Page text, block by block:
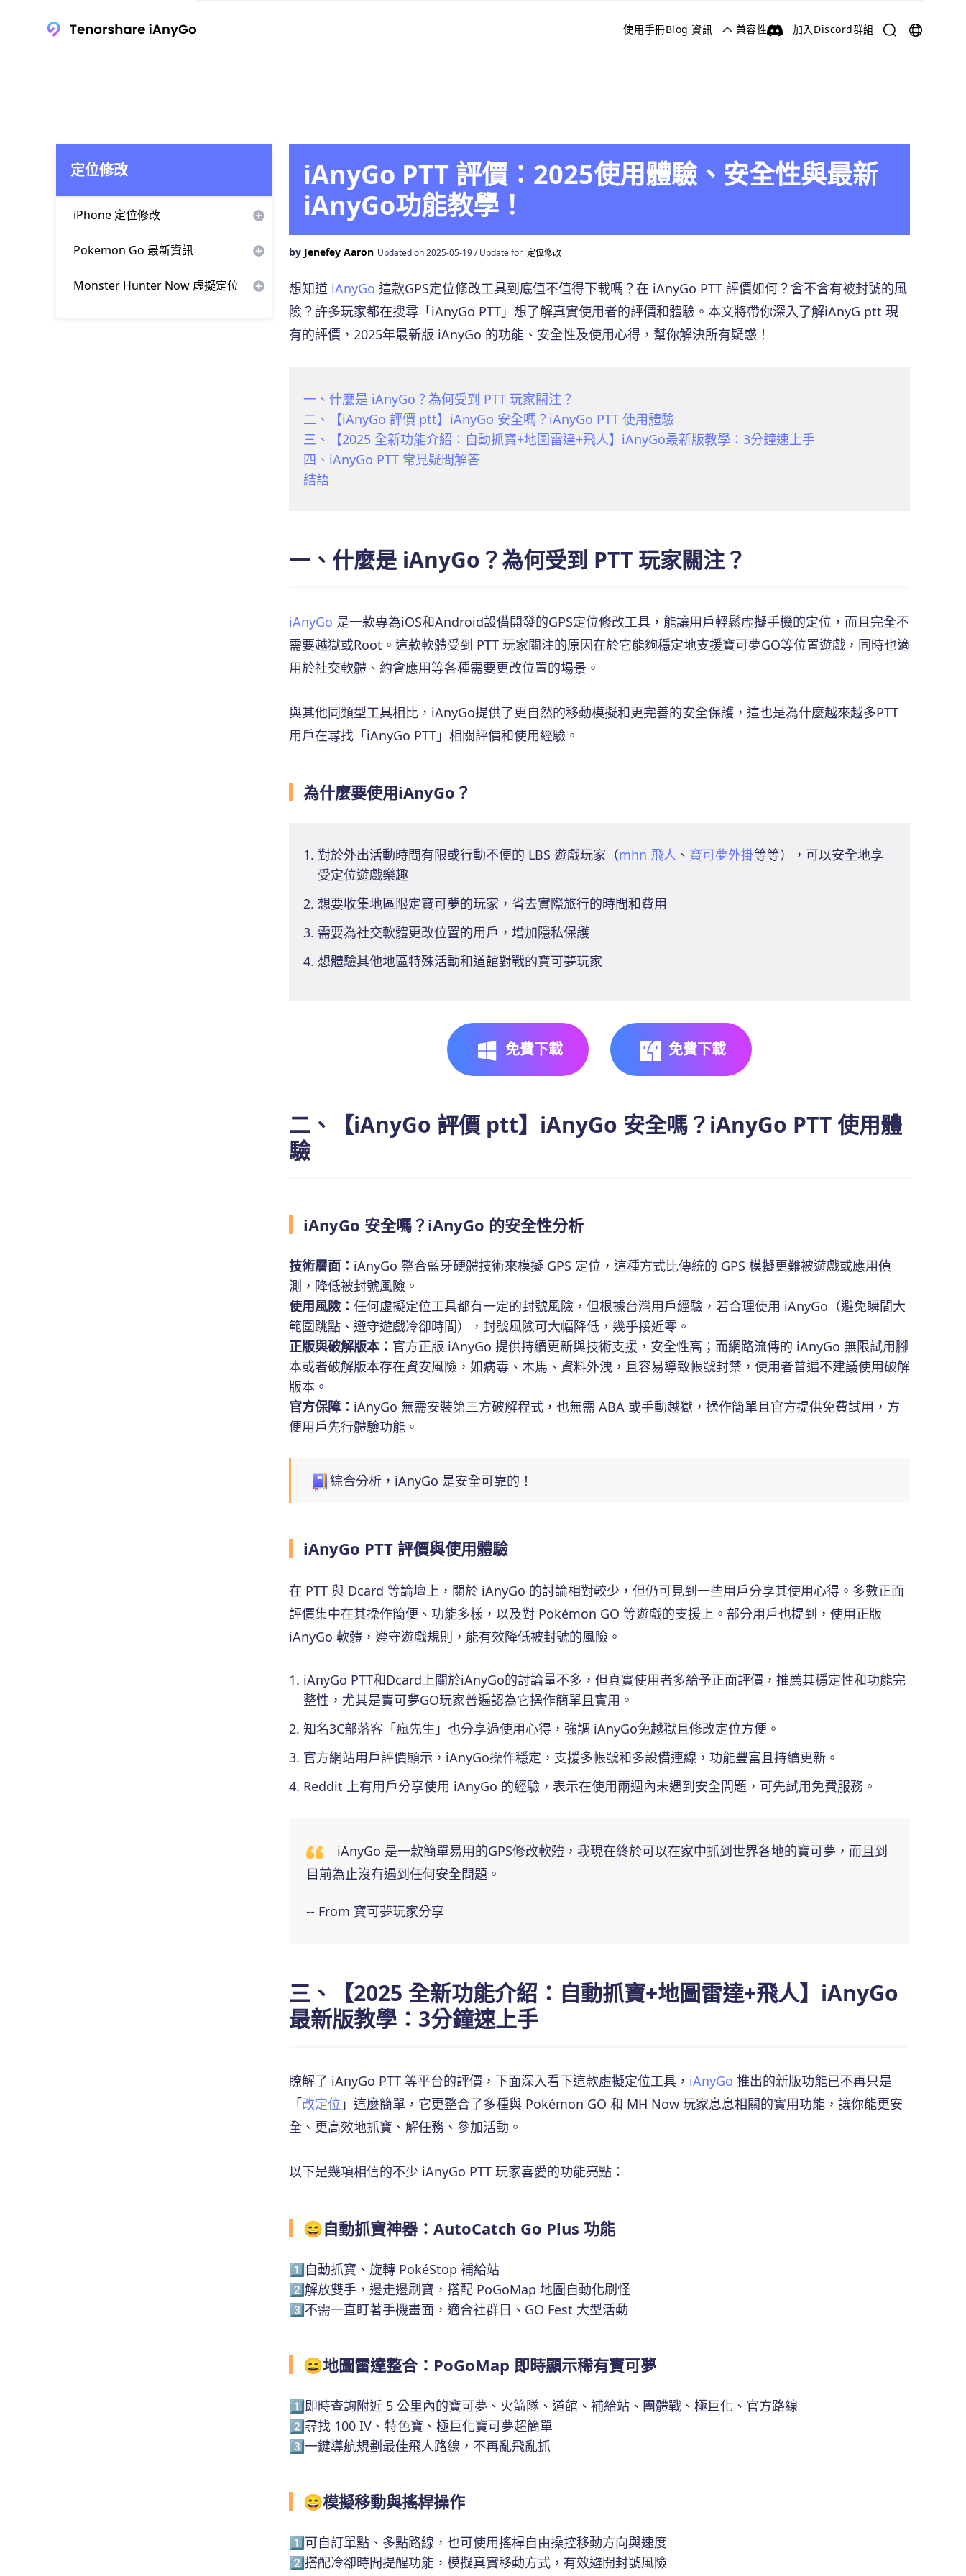
使用手冊Blog 資訊 兼容性 加入Discord群組
定位修改
iPhone 定位修改
剪映台灣下載
Pokemon Go 最新資訊
Pokemon Go 捷克羅姆捕捉
Monster Hunter Now 虛擬定位
iAnyGo PTT 評價：2025使用體驗、安全性與最新
iAnyGo功能教學！
by Jenefey Aaron Updated on 2025-05-19 / Update for 定位修改
想知道 iAnyGo 這款GPS定位修改工具到底值不值得下載嗎？在 iAnyGo PTT 評價如何？會不會有被封號的風
險？許多玩家都在搜尋「iAnyGo PTT」想了解真實使用者的評價和體驗。本文將帶你深入了解iAnyG ptt 現
有的評價，2025年最新版 iAnyGo 的功能、安全性及使用心得，幫你解決所有疑惑！
一、什麼是 iAnyGo？為何受到 PTT 玩家關注？
二、【iAnyGo 評價 ptt】iAnyGo 安全嗎？iAnyGo PTT 使用體驗
三、【2025 全新功能介紹：自動抓寶+地圖雷達+飛人】iAnyGo最新版教學：3分鐘速上手
四、iAnyGo PTT 常見疑問解答
結語
一、什麼是 iAnyGo？為何受到 PTT 玩家關注？
iAnyGo 是一款專為iOS和Android設備開發的GPS定位修改工具，能讓用戶輕鬆虛擬手機的定位，而且完全不
需要越獄或Root。這款軟體受到 PTT 玩家關注的原因在於它能夠穩定地支援寶可夢GO等位置遊戲，同時也適
用於社交軟體、約會應用等各種需要更改位置的場景。
與其他同類型工具相比，iAnyGo提供了更自然的移動模擬和更完善的安全保護，這也是為什麼越來越多PTT
用戶在尋找「iAnyGo PTT」相關評價和使用經驗。
為什麼要使用iAnyGo？
對於外出活動時間有限或行動不便的 LBS 遊戲玩家（mhn 飛人 、 寶可夢外掛等等），可以安全地享
受定位遊戲樂趣
想要收集地區限定寶可夢的玩家，省去實際旅行的時間和費用
需要為社交軟體更改位置的用戶，增加隱私保護
想體驗其他地區特殊活動和道館對戰的寶可夢玩家
免費下載 免費下載
二、【iAnyGo 評價 ptt】iAnyGo 安全嗎？iAnyGo PTT 使用體
驗
iAnyGo 安全嗎？iAnyGo 的安全性分析
技術層面： iAnyGo 整合藍牙硬體技術來模擬 GPS 定位，這種方式比傳統的 GPS 模擬更難被遊戲或應用偵
測，降低被封號風險。
使用風險： 任何虛擬定位工具都有一定的封號風險，但根據台灣用戶經驗，若合理使用 iAnyGo（避免瞬間大
範圍跳點、遵守遊戲冷卻時間），封號風險可大幅降低，幾乎接近零。
正版與破解版本： 官方正版 iAnyGo 提供持續更新與技術支援，安全性高；而網路流傳的 iAnyGo 無限試用腳
本或者破解版本存在資安風險，如病毒、木馬、資料外洩，且容易導致帳號封禁，使用者普遍不建議使用破解
版本。
官方保障： iAnyGo 無需安裝第三方破解程式，也無需 ABA 或手動越獄，操作簡單且官方提供免費試用，方
便用戶先行體驗功能。
綜合分析，iAnyGo 是安全可靠的！
iAnyGo PTT 評價與使用體驗
在 PTT 與 Dcard 等論壇上，關於 iAnyGo 的討論相對較少，但仍可見到一些用戶分享其使用心得。多數正面
評價集中在其操作簡便、功能多樣，以及對 Pokémon GO 等遊戲的支援上。部分用戶也提到，使用正版
iAnyGo 軟體，遵守遊戲規則，能有效降低被封號的風險。
iAnyGo PTT和Dcard上關於iAnyGo的討論量不多，但真實使用者多給予正面評價，推薦其穩定性和功能完
整性，尤其是寶可夢GO玩家普遍認為它操作簡單且實用。
知名3C部落客「瘋先生」也分享過使用心得，強調 iAnyGo免越獄且修改定位方便。
官方網站用戶評價顯示，iAnyGo操作穩定，支援多帳號和多設備連線，功能豐富且持續更新。
Reddit 上有用戶分享使用 iAnyGo 的經驗，表示在使用兩週內未遇到安全問題，可先試用免費服務。
iAnyGo 是一款簡單易用的GPS修改軟體，我現在終於可以在家中抓到世界各地的寶可夢，而且到
目前為止沒有遇到任何安全問題。
-- From 寶可夢玩家分享
三、【2025 全新功能介紹：自動抓寶+地圖雷達+飛人】iAnyGo
最新版教學：3分鐘速上手
瞭解了 iAnyGo PTT 等平台的評價，下面深入看下這款虛擬定位工具， iAnyGo 推出的新版功能已不再只是
「改定位 」這麼簡單，它更整合了多種與 Pokémon GO 和 MH Now 玩家息息相關的實用功能，讓你能更安
全、更高效地抓寶、解任務、參加活動。
以下是幾項相信的不少 iAnyGo PTT 玩家喜愛的功能亮點：
😄自動抓寶神器：AutoCatch Go Plus 功能
1️⃣自動抓寶、旋轉 PokéStop 補給站
2️⃣解放雙手，邊走邊刷寶，搭配 PoGoMap 地圖自動化刷怪
3️⃣不需一直盯著手機畫面，適合社群日、GO Fest 大型活動
😄地圖雷達整合：PoGoMap 即時顯示稀有寶可夢
1️⃣即時查詢附近 5 公里內的寶可夢、火箭隊、道館、補給站、團體戰、極巨化、官方路線
2️⃣尋找 100 IV、特色寶、極巨化寶可夢超簡單
3️⃣一鍵導航規劃最佳飛人路線，不再亂飛亂抓
😄模擬移動與搖桿操作
1️⃣可自訂單點、多點路線，也可使用搖桿自由操控移動方向與速度
2️⃣搭配冷卻時間提醒功能，模擬真實移動方式，有效避開封號風險